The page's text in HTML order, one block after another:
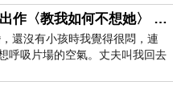
AI葛蘭婚後復出作〈教我如何不想她〉 #戀上老電影 #葛蘭 #粟子
，還沒有小孩時我覺得很悶，連
呼吸片場的空氣。丈夫叫我回去
我如何不想她〉（1963